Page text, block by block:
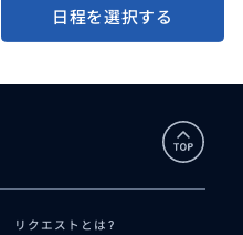
日程を選択する
ーター【バリ島人気No.1！スリル
も、子供でも楽しめる激流ラフティ
クルーシブ｜ホテル送迎・ランチ付
リクエストとは?